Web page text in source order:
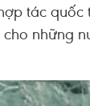
tác quốc
những